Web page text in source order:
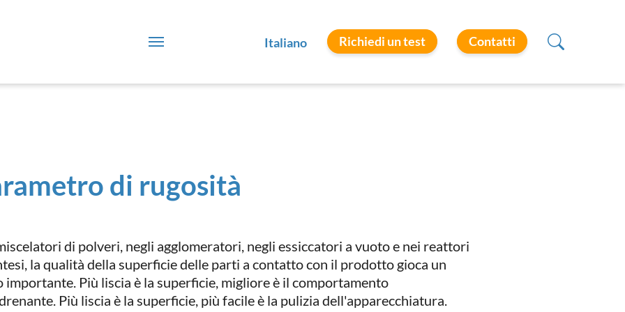
Italiano Richiedi un test Contatti
di rugosità
di polveri, negli agglomeratori, negli essiccatori a vuoto e nei reattori
la qualità della superficie delle parti a contatto con il prodotto gioca un
importante. Più liscia è la superficie, migliore è il comportamento
Più liscia è la superficie, più facile è la pulizia dell'apparecchiatura.